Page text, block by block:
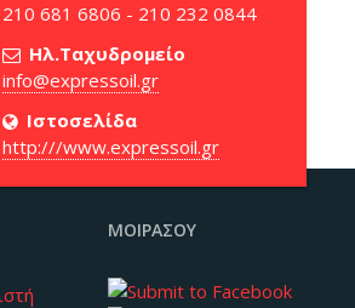
210 681 6806 - 210 232 0844
Ηλ.Ταχυδρομείο
Ιστοσελίδα
http:///www.expressoil.gr
ΜΟΙΡΆΣΟΥ